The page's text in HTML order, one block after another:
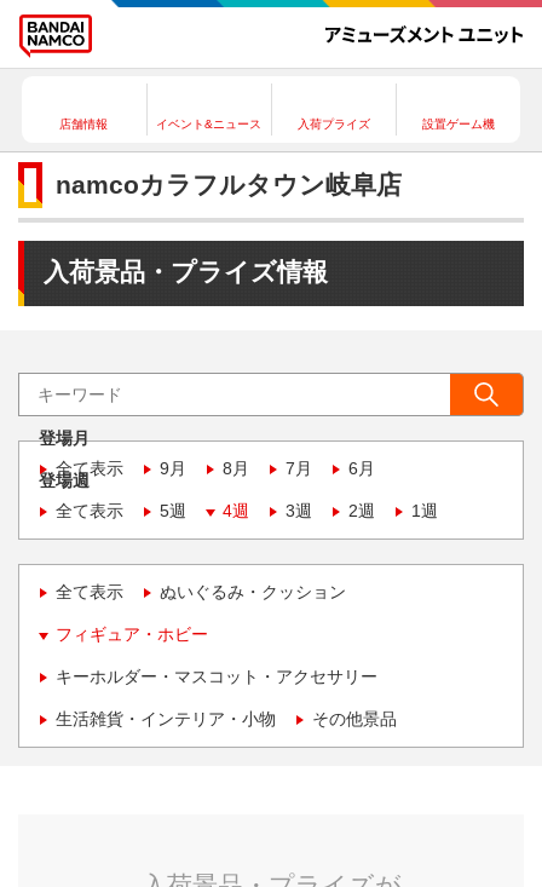
店舗情報 イベント&ニュース 入荷プライズ 設置ゲーム機
namcoカラフルタウン岐阜店
入荷景品・プライズ情報
登場月
全て表示
9月 8月 7月 6月
登場週
全て表示
5週 4週 3週 2週 1週
全て表示 ぬいぐるみ・クッション
フィギュア・ホビー
キーホルダー・マスコット・アクセサリー
生活雑貨・インテリア・小物 その他景品